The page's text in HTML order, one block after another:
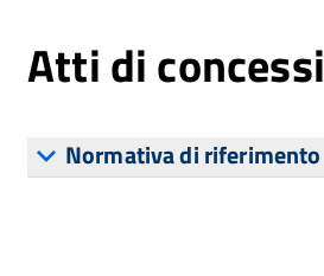
Atti di
Normativa di riferimento